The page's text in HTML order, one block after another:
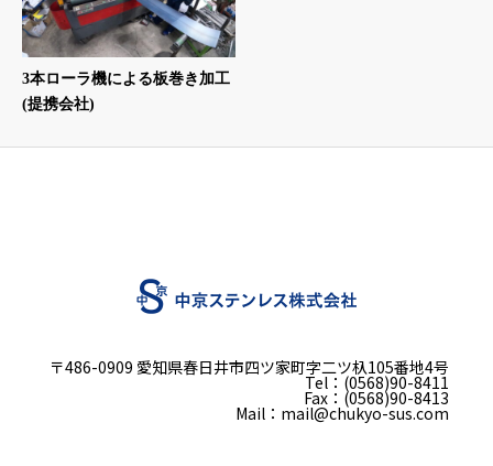
3本ローラ機による板巻き加工
(提携会社)
〒486-0909 愛知県春日井市四ツ家町字二ツ杁105番地4号
Tel：(0568)90-8411
Fax：(0568)90-8413
Mail：mail@chukyo-sus.com